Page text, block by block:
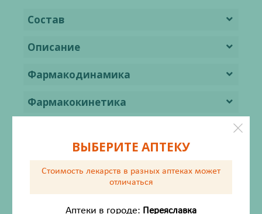
Состав
Описание
Фармакодинамика
Фармакокинетика
Применение при беременности и
кормлении грудью
ВЫБЕРИТЕ АПТЕКУ
Стоимость лекарств в разных аптеках может
отличаться
Аптеки в городе: Переяславка